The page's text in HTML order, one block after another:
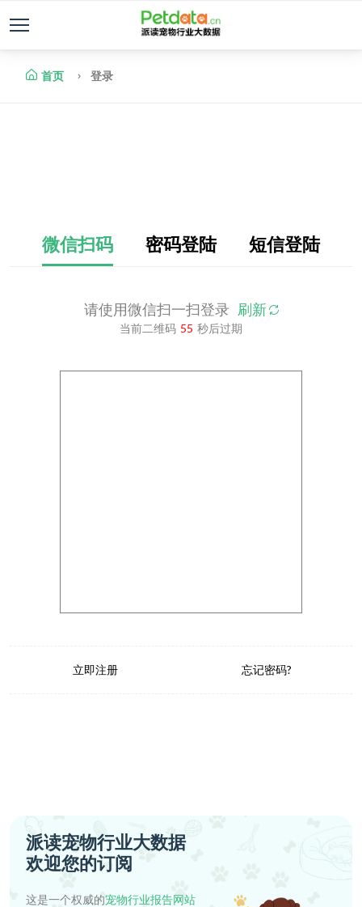
首页 登录
微信扫码 密码登陆 短信登陆
请使用微信扫一扫登录 刷新
当前二维码 55 秒后过期
立即注册 忘记密码?
派读宠物行业大数据
欢迎您的订阅
这是一个权威的宠物行业报告网站